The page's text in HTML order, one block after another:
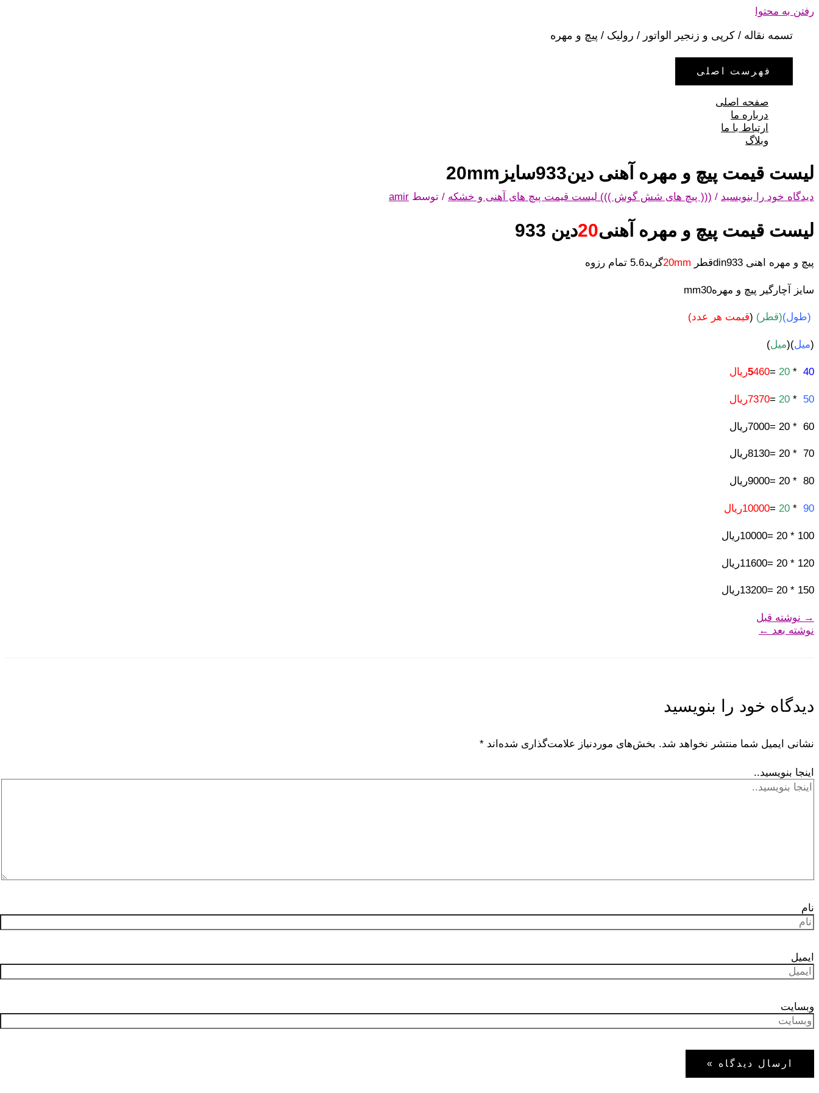
رفتن به محتوا
تسمه نقاله / کرپی و زنجیر الواتور / رولیک / پیچ و مهره
فهرست اصلی
صفحه اصلی
درباره ما
ارتباط با ما
وبلاگ
لیست قیمت پیچ و مهره آهنی دین933سایز20mm
دیدگاه‌ خود را بنویسید / ((( پیچ های شش گوش ))) لیست قیمت پیچ های آهنی و خشکه / توسط amir
لیست قیمت پیچ و مهره آهنی20دین 933
پیچ و مهره اهنی din933قطر 20mmگرید5.6 تمام رزوه
سایز آچارگیر پیچ و مهرهmm30
(طول)(قطر) (قیمت هر عدد)
(میل)(میل)
40
*
20
=
5460ریال
50
*
20
=7370ریال
60 * 20 =7000ریال
70 * 20 =8130ریال
80 * 20 =9000ریال
90
*
20
=10000ریال
100 * 20 =10000ریال
120 * 20 =11600ریال
150 * 20 =13200ریال
→ نوشته قبل
نوشته بعد ←
دیدگاه‌ خود را بنویسید
نشانی ایمیل شما منتشر نخواهد شد. بخش‌های موردنیاز علامت‌گذاری شده‌اند *
اینجا بنویسید..
نام
ایمیل
وبسایت